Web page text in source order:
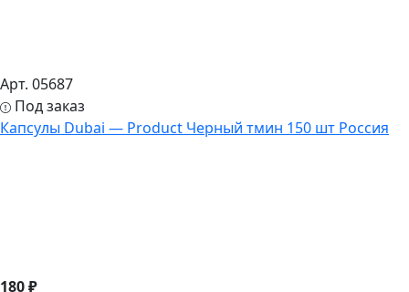
Арт. 05687
Под заказ
Капсулы Dubai — Product Черный тмин 150 шт Россия
180 ₽